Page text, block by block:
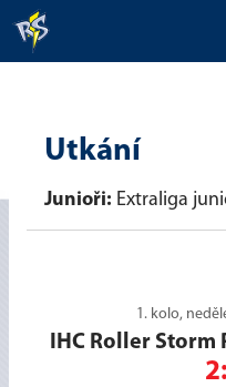
Utkání
Junioři: Extraliga
1. kolo,
IHC Roller Storm